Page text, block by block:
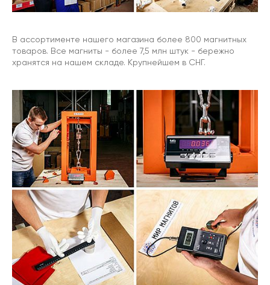
В ассортименте нашего магазина более 800 магнитных
товаров. Все магниты - более 7,5 млн штук - бережно
хранятся на нашем складе. Крупнейшем в СНГ.